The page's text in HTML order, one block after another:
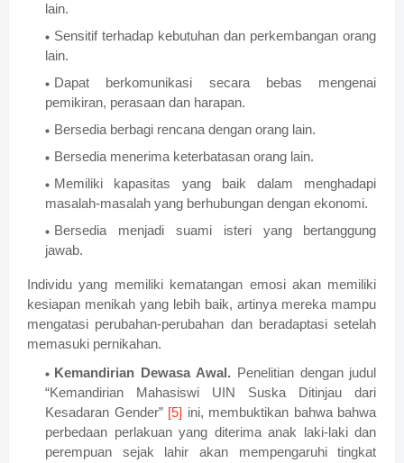
lain.
Sensitif terhadap kebutuhan dan perkembangan orang
lain.
Dapat berkomunikasi secara bebas mengenai
pemikiran, perasaan dan harapan.
Bersedia berbagi rencana dengan orang lain.
Bersedia menerima keterbatasan orang lain.
Memiliki kapasitas yang baik dalam menghadapi
masalah-masalah yang berhubungan dengan ekonomi.
Bersedia menjadi suami isteri yang bertanggung
jawab.
Individu yang memiliki kematangan emosi akan memiliki
kesiapan menikah yang lebih baik, artinya mereka mampu
mengatasi perubahan-perubahan dan beradaptasi setelah
memasuki pernikahan.
Kemandirian Dewasa Awal. Penelitian dengan judul
“Kemandirian Mahasiswi UIN Suska Ditinjau dari
Kesadaran Gender” [5] ini, membuktikan bahwa bahwa
perbedaan perlakuan yang diterima anak laki-laki dan
perempuan sejak lahir akan mempengaruhi tingkat